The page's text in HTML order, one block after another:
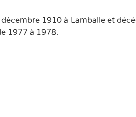
décembre 1910 à Lamballe et
1977 à 1978.